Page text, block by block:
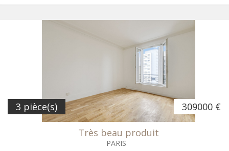
309000 €
3 pièce(s)
Très beau produit
PARIS